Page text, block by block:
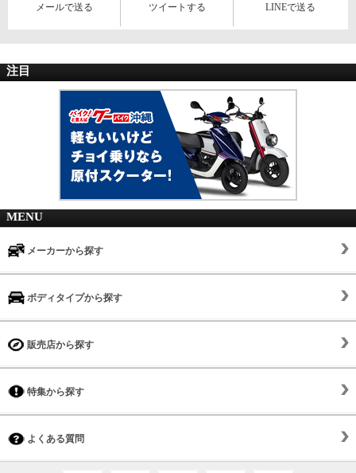
メールで送る ツイートする LINEで送る
注目
MENU
メーカーから探す
ボディタイプから探す
販売店から探す
特集から探す
よくある質問